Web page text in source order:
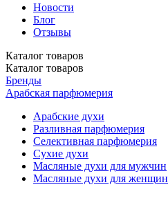
Новости
Блог
Отзывы
Каталог товаров
Каталог товаров
Бренды
Арабская парфюмерия
Арабские духи
Разливная парфюмерия
Селективная парфюмерия
Сухие духи
Масляные духи для мужчин
Масляные духи для женщин